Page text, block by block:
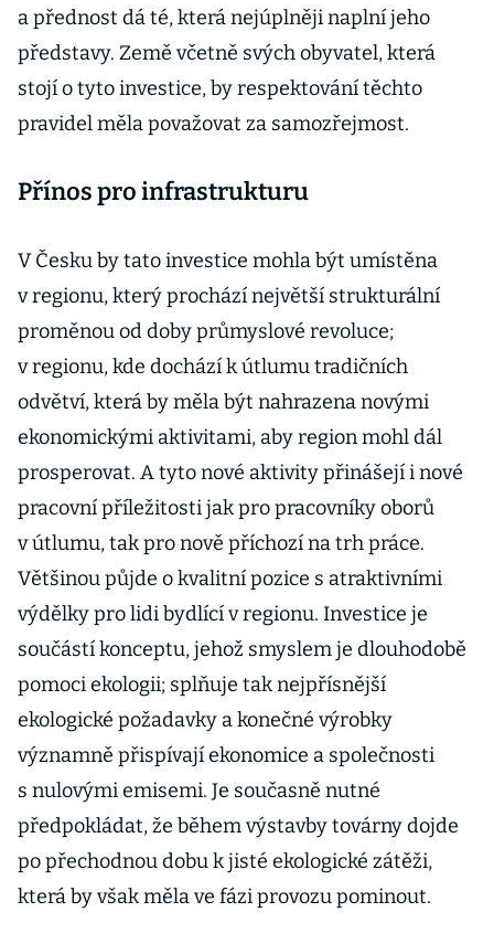
a přednost dá té, která nejúplněji naplní jeho
představy. Země včetně svých obyvatel, která
stojí o tyto investice, by respektování těchto
pravidel měla považovat za samozřejmost.
Přínos pro infrastrukturu
V Česku by tato investice mohla být umístěna
v regionu, který prochází největší strukturální
proměnou od doby průmyslové revoluce;
v regionu, kde dochází k útlumu tradičních
odvětví, která by měla být nahrazena novými
ekonomickými aktivitami, aby region mohl dál
prosperovat. A tyto nové aktivity přinášejí i nové
pracovní příležitosti jak pro pracovníky oborů
v útlumu, tak pro nově příchozí na trh práce.
Většinou půjde o kvalitní pozice s atraktivními
výdělky pro lidi bydlící v regionu. Investice je
součástí konceptu, jehož smyslem je dlouhodobě
pomoci ekologii; splňuje tak nejpřísnější
ekologické požadavky a konečné výrobky
významně přispívají ekonomice a společnosti
s nulovými emisemi. Je současně nutné
předpokládat, že během výstavby továrny dojde
po přechodnou dobu k jisté ekologické zátěži,
která by však měla ve fázi provozu pominout.